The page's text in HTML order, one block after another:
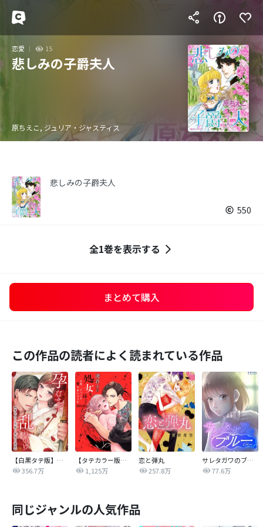
恋愛 15
悲しみの子爵夫人
原ちえこ, ジュリア・ジャスティス
悲しみの子爵夫人
550
全1巻を表示する
まとめて購入
この作品の読者によく読まれている作品
【白黒タテ版】孕むまで乱れいけ～身代わり花嫁と軍服の猛愛
356.7万
【タテカラー版】漣蒼士に処女を捧ぐ～さあ、じっくり愛でましょうか
1,125万
恋と弾丸
257.8万
サレタガワのブルー【タテヨミ】
77.6万
同じジャンルの人気作品